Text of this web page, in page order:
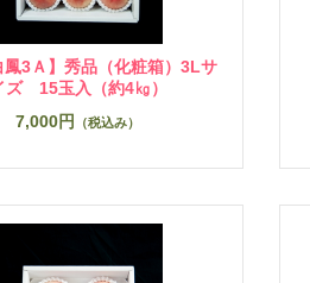
鳳3Ａ】秀品（化粧箱）3Lサ
ズ 15玉入（約4㎏）
7,000円
（税込み）